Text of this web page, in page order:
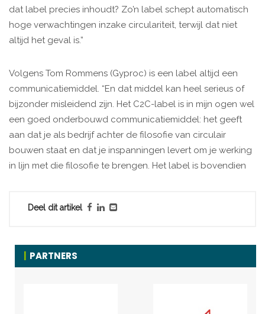
dat label precies inhoudt? Zo’n label schept automatisch
hoge verwachtingen inzake circulariteit, terwijl dat niet
altijd het geval is.”
Volgens Tom Rommens (Gyproc) is een label altijd een
communicatiemiddel. “En dat middel kan heel serieus of
bijzonder misleidend zijn. Het C2C-label is in mijn ogen wel
een goed onderbouwd communicatiemiddel: het geeft
aan dat je als bedrijf achter de filosofie van circulair
bouwen staat en dat je inspanningen levert om je werking
in lijn met die filosofie te brengen. Het label is bovendien
Deel dit artikel
PARTNERS